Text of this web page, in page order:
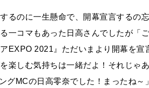
するのに一生懸命で、開幕宣言する
一コマもあった日高さんでしたが「
EXPO 2021』ただいまより開幕を
楽しむ気持ちは一緒だよ！それじゃ
グMCの日高零奈でした！まったね